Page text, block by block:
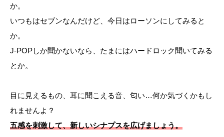
か。
いつもはセブンなんだけど、今日はローソンにしてみると
か。
J-POPしか聞かないなら、たまにはハードロック聞いてみる
とか。
目に見えるもの、耳に聞こえる音、匂い…何か気づくかもし
れませんよ？
五感を刺激して、新しいシナプスを広げましょう。